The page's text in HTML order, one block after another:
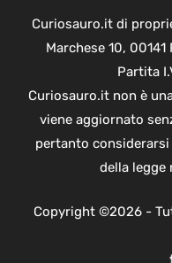
Curiosauro.it di
Marchese 10,
Partita
Curiosauro.it non è
viene aggiornato
pertanto
della legge
Copyright ©2026 -